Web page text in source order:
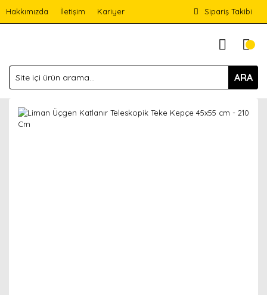
Hakkımızda İletişim Kariyer Sipariş Takibi
ARA